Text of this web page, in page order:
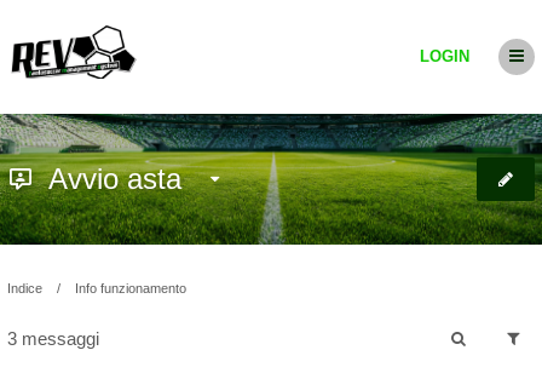
LOGIN
Avvio asta
Indice Info funzionamento
3 messaggi